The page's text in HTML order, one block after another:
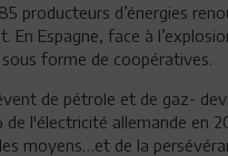
producteurs d’énergies
Espagne, face à
sous forme de coopératives.
de pétrole et de gaz-
l'électricité allemande en
moyens…et de la